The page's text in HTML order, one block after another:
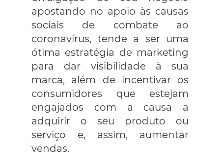
apostando no apoio às causas
sociais de combate ao
coronavírus, tende a ser uma
ótima estratégia de marketing
para dar visibilidade à sua
marca, além de incentivar os
consumidores que estejam
engajados com a causa a
adquirir o seu produto ou
serviço e, assim, aumentar
vendas.